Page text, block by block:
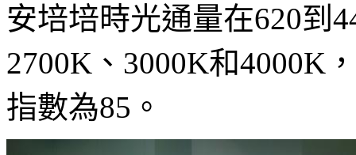
安培培時光通量在620到
2700K、3000K和4000K
指數為85。